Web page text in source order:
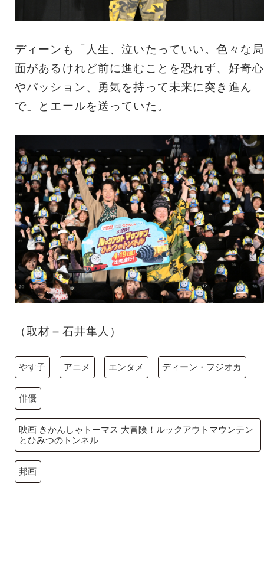
ディーンも「人生、泣いたっていい。色々な局
面があるけれど前に進むことを恐れず、好奇心
やパッション、勇気を持って未来に突き進ん
で」とエールを送っていた。
（取材＝石井隼人）
やす子 アニメ エンタメ ディーン・フジオカ
俳優
映画 きかんしゃトーマス 大冒険！ルックアウトマウンテン
とひみつのトンネル
邦画